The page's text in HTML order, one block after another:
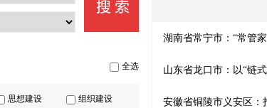
全选
思想建设 组织建设
湖南省常宁市：“常管
山东省龙口市：以“链
安徽省铜陵市义安区：